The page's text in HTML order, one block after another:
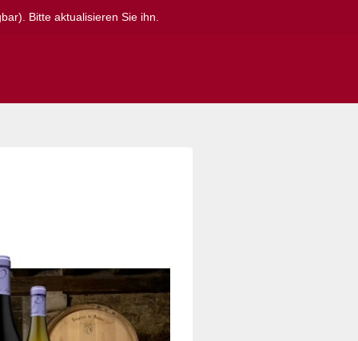
Bitte aktualisieren Sie ihn.